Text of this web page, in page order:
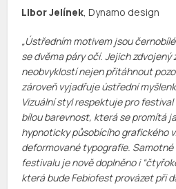
Libor Jelínek, Dynamo design
„Ústředním motivem jsou
se dvěma páry očí. Jejich zdvojený
neobvyklostí nejen přitáhnout
zároveň vyjadřuje ústřední
Vizuální styl respektuje pro
bílou barevnost, která se promítá
hypnoticky působícího grafického
deformované typografie. Samotné
festivalu je nově doplněno i
která bude Febiofest provázet při